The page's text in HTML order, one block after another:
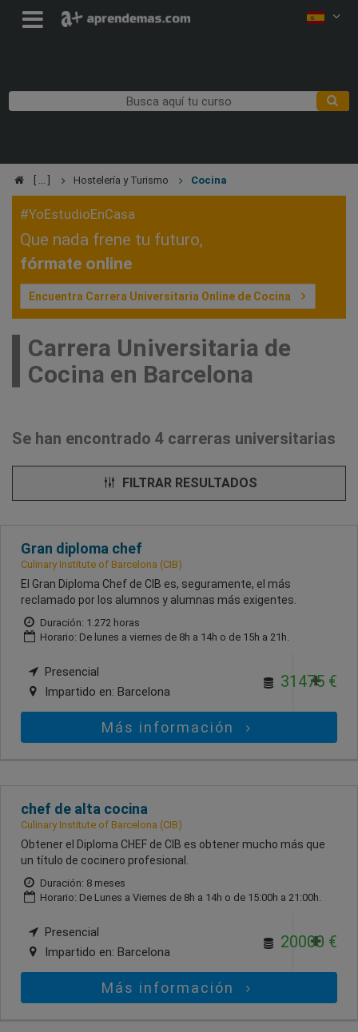
Hostelería y Turismo Cocina
#YoEstudioEnCasa
Que nada frene tu futuro,
fórmate online
Encuentra Carrera Universitaria Online de Cocina
Carrera Universitaria de
Cocina en Barcelona
Se han encontrado 4 carreras universitarias
FILTRAR RESULTADOS
Gran diploma chef
Culinary Institute of Barcelona (CIB)
El Gran Diploma Chef de CIB es, seguramente, el más
reclamado por los alumnos y alumnas más exigentes.
Duración: 1.272 horas
Horario: De lunes a viernes de 8h a 14h o de 15h a 21h.
Presencial
Impartido en: Barcelona
31475 €
Más información
chef de alta cocina
Culinary Institute of Barcelona (CIB)
Obtener el Diploma CHEF de CIB es obtener mucho más que
un título de cocinero profesional.
Duración: 8 meses
Horario: De Lunes a Viernes de 8h a 14h o de 15:00h a 21:00h.
Presencial
Impartido en: Barcelona
20000 €
Más información